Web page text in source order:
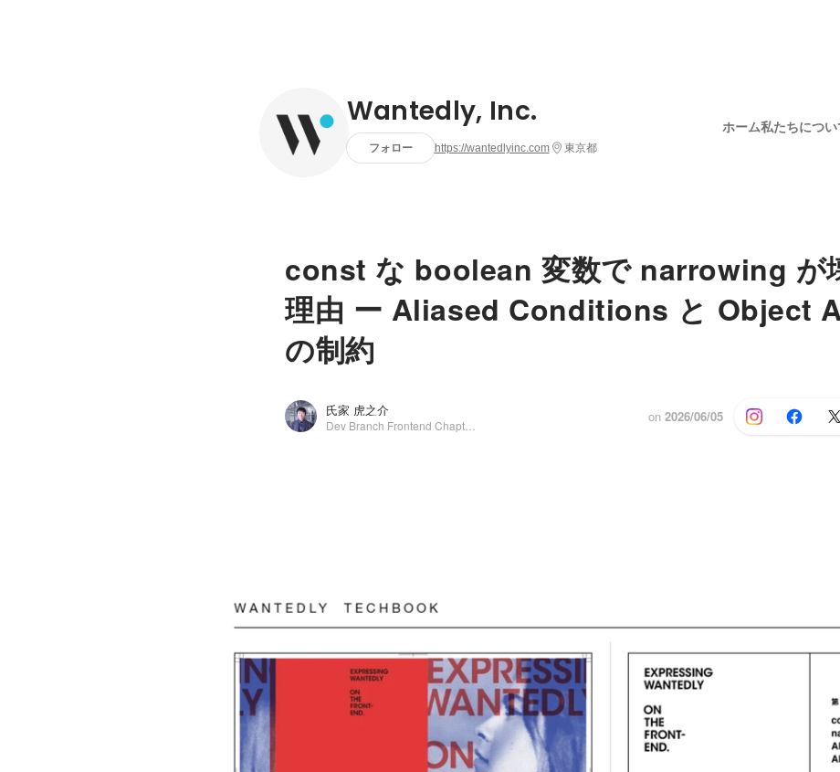
Wantedly, Inc.
フォロー https://wantedlyinc.com 東京都
ホーム私たちについ
const な boolean 変数で narrowing が
理由 ー Aliased Conditions と Object
の制約
氏家 虎之介 on 2026/06/05